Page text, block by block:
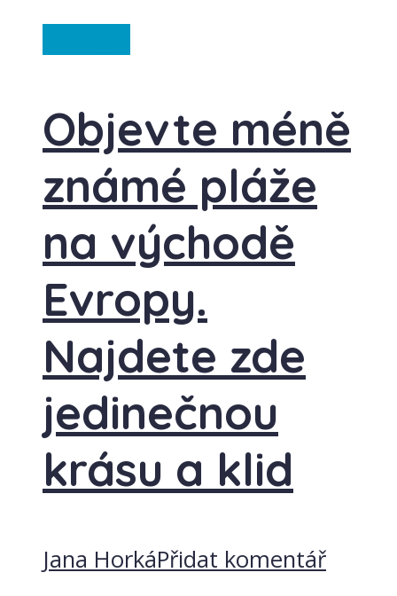
Objevte méně
známé pláže
na východě
Evropy.
Najdete zde
jedinečnou
krásu a klid
Jana HorkáPřidat komentář